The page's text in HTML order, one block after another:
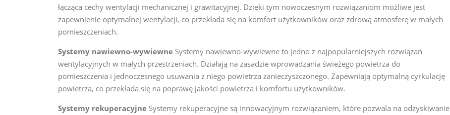
łącząca cechy wentylacji mechanicznej i grawitacyjnej. Dzięki tym nowoczesnym rozwiązaniom możliwe jest
zapewnienie optymalnej wentylacji, co przekłada się na komfort użytkowników oraz zdrową atmosferę w małych
pomieszczeniach.
Systemy nawiewno-wywiewne Systemy nawiewno-wywiewne to jedno z najpopularniejszych rozwiązań
wentylacyjnych w małych przestrzeniach. Działają na zasadzie wprowadzania świeżego powietrza do
pomieszczenia i jednoczesnego usuwania z niego powietrza zanieczyszczonego. Zapewniają optymalną cyrkulację
powietrza, co przekłada się na poprawę jakości powietrza i komfortu użytkowników.
Systemy rekuperacyjne Systemy rekuperacyjne są innowacyjnym rozwiązaniem, które pozwala na odzyskiwanie